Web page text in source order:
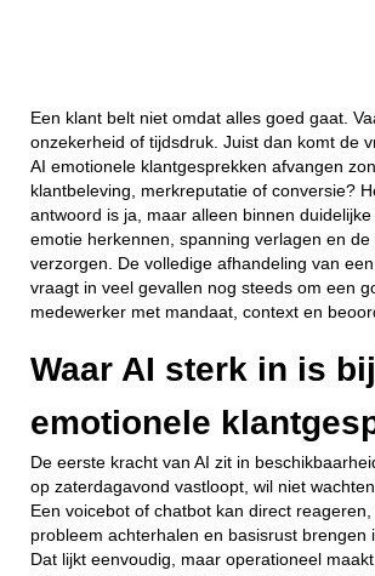
Een klant belt niet omdat alles goed gaat.
onzekerheid of tijdsdruk. Juist dan komt de
AI emotionele klantgesprekken afvangen
klantbeleving, merkreputatie of conversie?
antwoord is ja, maar alleen binnen duidelijke
emotie herkennen, spanning verlagen en de
verzorgen. De volledige afhandeling van
vraagt in veel gevallen nog steeds om een
medewerker met mandaat, context en
Waar AI sterk in is bij
emotionele
De eerste kracht van AI zit in
op zaterdagavond vastloopt, wil niet
Een voicebot of chatbot kan direct
probleem achterhalen en basisrust brengen
Dat lijkt eenvoudig, maar operationeel